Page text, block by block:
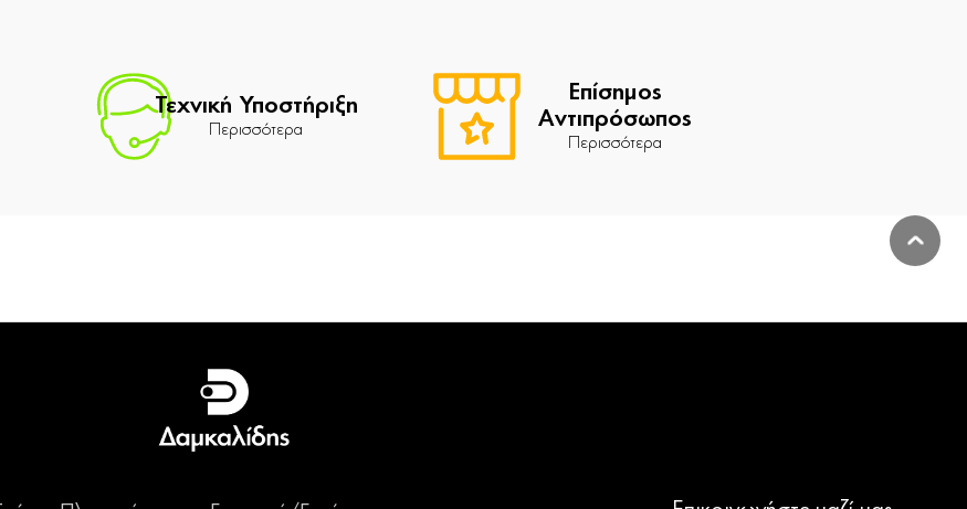
Τεχνική Υποστήριξη
Περισσότερα
Επίσημος
Αντιπρόσωπος
Περισσότερα